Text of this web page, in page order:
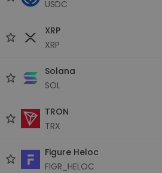
USDC
XRP
XRP
Solana
SOL
TRON
TRX
Figure Heloc
FIGR_HELOC